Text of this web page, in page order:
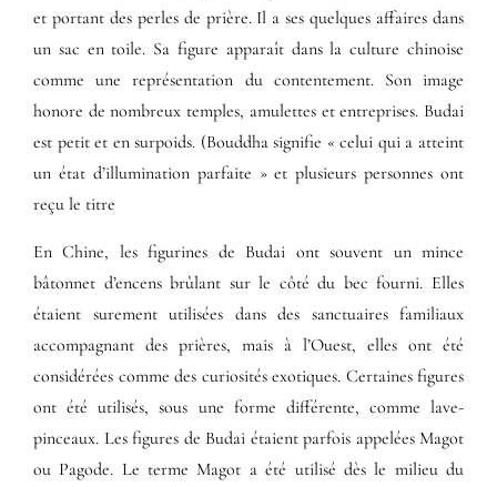
et portant des perles de prière. Il a ses quelques affaires dans
un sac en toile. Sa figure apparaît dans la culture chinoise
comme une représentation du contentement. Son image
honore de nombreux temples, amulettes et entreprises. Budai
est petit et en surpoids. (Bouddha signifie « celui qui a atteint
un état d’illumination parfaite » et plusieurs personnes ont
reçu le titre
En Chine, les figurines de Budai ont souvent un mince
bâtonnet d’encens brûlant sur le côté du bec fourni. Elles
étaient surement utilisées dans des sanctuaires familiaux
accompagnant des prières, mais à l’Ouest, elles ont été
considérées comme des curiosités exotiques. Certaines figures
ont été utilisés, sous une forme différente, comme lave-
pinceaux. Les figures de Budai étaient parfois appelées Magot
ou Pagode. Le terme Magot a été utilisé dès le milieu du